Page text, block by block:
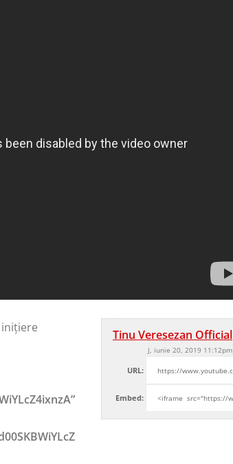
Tinu Veresezan Official
J, iunie 20, 2019 11:12pm
URL:
Embed: